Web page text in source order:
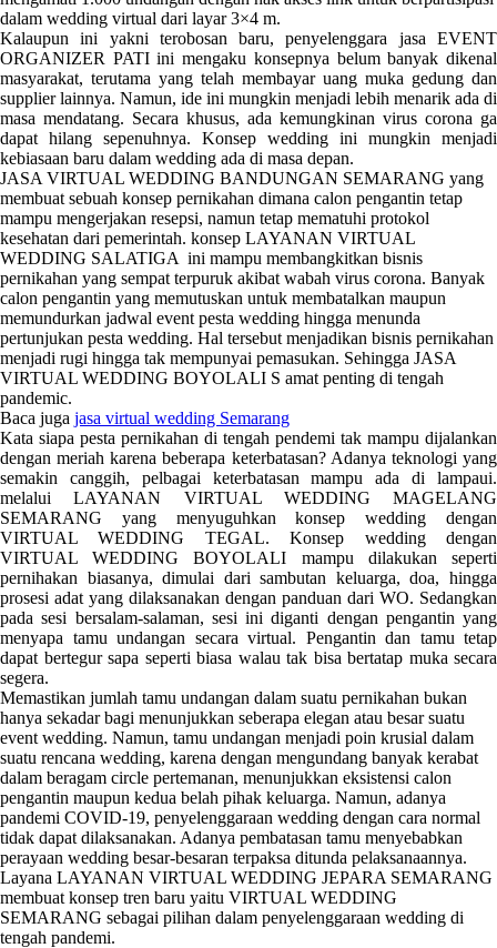
dalam wedding virtual dari layar 3×4 m.
Kalaupun ini yakni terobosan baru, penyelenggara jasa EVENT
ORGANIZER PATI ini mengaku konsepnya belum banyak dikenal
masyarakat, terutama yang telah membayar uang muka gedung dan
supplier lainnya. Namun, ide ini mungkin menjadi lebih menarik ada di
masa mendatang. Secara khusus, ada kemungkinan virus corona ga
dapat hilang sepenuhnya. Konsep wedding ini mungkin menjadi
kebiasaan baru dalam wedding ada di masa depan.
JASA VIRTUAL WEDDING BANDUNGAN SEMARANG yang
membuat sebuah konsep pernikahan dimana calon pengantin tetap
mampu mengerjakan resepsi, namun tetap mematuhi protokol
kesehatan dari pemerintah. konsep LAYANAN VIRTUAL
WEDDING SALATIGA ini mampu membangkitkan bisnis
pernikahan yang sempat terpuruk akibat wabah virus corona. Banyak
calon pengantin yang memutuskan untuk membatalkan maupun
memundurkan jadwal event pesta wedding hingga menunda
pertunjukan pesta wedding. Hal tersebut menjadikan bisnis pernikahan
menjadi rugi hingga tak mempunyai pemasukan. Sehingga JASA
VIRTUAL WEDDING BOYOLALI S amat penting di tengah
pandemic.
Baca juga jasa virtual wedding Semarang
Kata siapa pesta pernikahan di tengah pendemi tak mampu dijalankan
dengan meriah karena beberapa keterbatasan? Adanya teknologi yang
semakin canggih, pelbagai keterbatasan mampu ada di lampaui.
melalui LAYANAN VIRTUAL WEDDING MAGELANG
SEMARANG yang menyuguhkan konsep wedding dengan
VIRTUAL WEDDING TEGAL. Konsep wedding dengan
VIRTUAL WEDDING BOYOLALI mampu dilakukan seperti
pernihakan biasanya, dimulai dari sambutan keluarga, doa, hingga
prosesi adat yang dilaksanakan dengan panduan dari WO. Sedangkan
pada sesi bersalam-salaman, sesi ini diganti dengan pengantin yang
menyapa tamu undangan secara virtual. Pengantin dan tamu tetap
dapat bertegur sapa seperti biasa walau tak bisa bertatap muka secara
segera.
Memastikan jumlah tamu undangan dalam suatu pernikahan bukan
hanya sekadar bagi menunjukkan seberapa elegan atau besar suatu
event wedding. Namun, tamu undangan menjadi poin krusial dalam
suatu rencana wedding, karena dengan mengundang banyak kerabat
dalam beragam circle pertemanan, menunjukkan eksistensi calon
pengantin maupun kedua belah pihak keluarga. Namun, adanya
pandemi COVID-19, penyelenggaraan wedding dengan cara normal
tidak dapat dilaksanakan. Adanya pembatasan tamu menyebabkan
perayaan wedding besar-besaran terpaksa ditunda pelaksanaannya.
Layana LAYANAN VIRTUAL WEDDING JEPARA SEMARANG
membuat konsep tren baru yaitu VIRTUAL WEDDING
SEMARANG sebagai pilihan dalam penyelenggaraan wedding di
tengah pandemi.